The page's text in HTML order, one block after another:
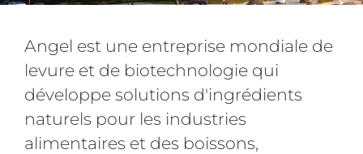
Angel est une entreprise mondiale de
levure et de biotechnologie qui
développe solutions d'ingrédients
naturels pour les industries
alimentaires et des boissons,